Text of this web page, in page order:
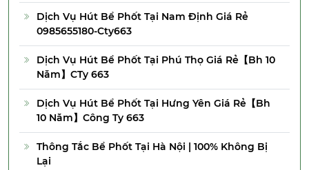
Dịch Vụ Hút Bể Phốt Tại Nam Định Giá Rẻ
0985655180-Cty663
Dịch Vụ Hút Bể Phốt Tại Phú Thọ Giá Rẻ【Bh 10
Năm】CTy 663
Dịch Vụ Hút Bể Phốt Tại Hưng Yên Giá Rẻ【Bh
10 Năm】Công Ty 663
Thông Tắc Bể Phốt Tại Hà Nội | 100% Không Bị
Lại